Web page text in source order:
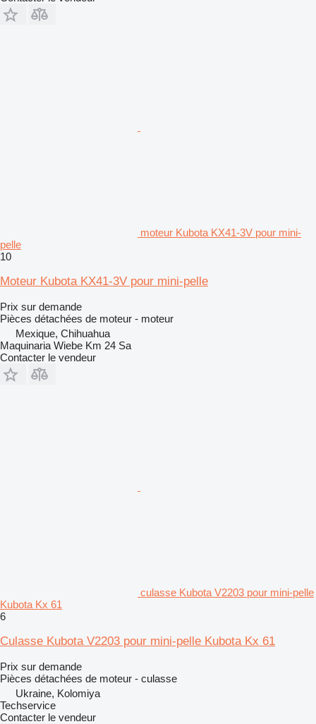
moteur Kubota KX41-3V pour mini-
pelle
10
Moteur Kubota KX41-3V pour mini-pelle
Prix sur demande
Pièces détachées de moteur - moteur
Mexique, Chihuahua
Maquinaria Wiebe Km 24 Sa
Contacter le vendeur
culasse Kubota V2203 pour mini-pelle
Kubota Kx 61
6
Culasse Kubota V2203 pour mini-pelle Kubota Kx 61
Prix sur demande
Pièces détachées de moteur - culasse
Ukraine, Kolomiya
Techservice
Contacter le vendeur